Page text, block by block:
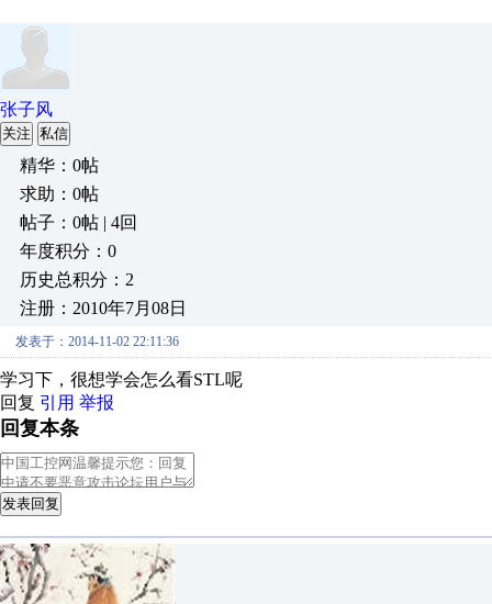
张子风
关注 私信
精华：0帖
求助：0帖
帖子：0帖 | 4回
年度积分：0
历史总积分：2
注册：2010年7月08日
发表于：2014-11-02 22:11:36
学习下，很想学会怎么看STL呢
回复 引用 举报
回复本条
发表回复